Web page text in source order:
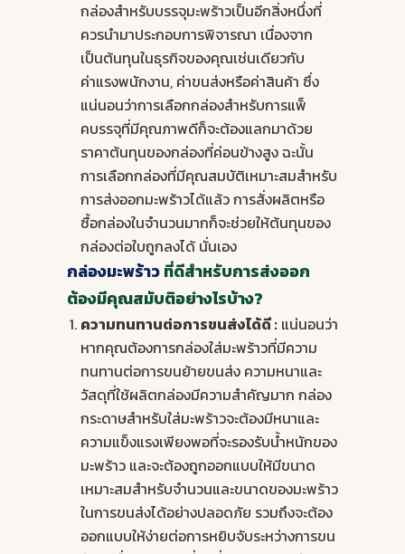
กล่องสำหรับบรรจุมะพร้าวเป็นอีกสิ่งหนึ่งที่
ควรนำมาประกอบการพิจารณา เนื่องจาก
เป็นต้นทุนในธุรกิจของคุณเช่นเดียวกับ
ค่าแรงพนักงาน, ค่าขนส่งหรือค่าสินค้า ซึ่ง
แน่นอนว่าการเลือกกล่องสำหรับการแพ็
คบรรจุที่มีคุณภาพดีก็จะต้องแลกมาด้วย
ราคาต้นทุนของกล่องที่ค่อนข้างสูง ฉะนั้น
การเลือกกล่องที่มีคุณสมบัติเหมาะสมสำหรับ
การส่งออกมะพร้าวได้แล้ว การสั่งผลิตหรือ
ซื้อกล่องในจำนวนมากก็จะช่วยให้ต้นทุนของ
กล่องต่อใบถูกลงได้ นั่นเอง
กล่องมะพร้าวที่ดีสำหรับการส่งออก
ต้องมีคุณสมับติอย่างไรบ้าง?
ความทนทานต่อการขนส่งได้ดี : แน่นอนว่า
หากคุณต้องการกล่องใส่มะพร้าวที่มีความ
ทนทานต่อการขนย้ายขนส่ง ความหนาและ
วัสดุที่ใช้ผลิตกล่องมีความสำคัญมาก กล่อง
กระดาษสำหรับใส่มะพร้าวจะต้องมีหนาและ
ความแข็งแรงเพียงพอที่จะรองรับน้ำหนักของ
มะพร้าว และจะต้องถูกออกแบบให้มีขนาด
เหมาะสมสำหรับจำนวนและขนาดของมะพร้าว
ในการขนส่งได้อย่างปลอดภัย รวมถึงจะต้อง
ออกแบบให้ง่ายต่อการหยิบจับระหว่างการขน